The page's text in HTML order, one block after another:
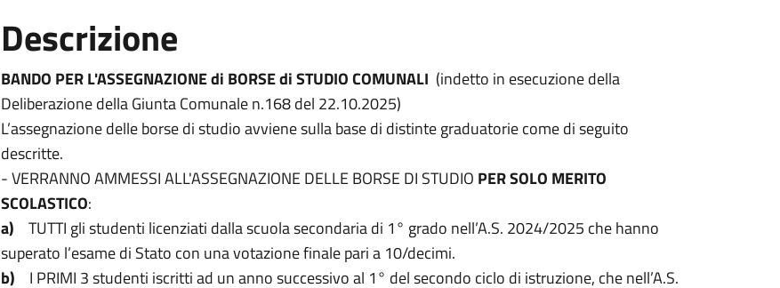
Descrizione
BANDO PER L'ASSEGNAZIONE di BORSE di STUDIO COMUNALI (indetto in esecuzione della
Deliberazione della Giunta Comunale n.168 del 22.10.2025)
L’assegnazione delle borse di studio avviene sulla base di distinte graduatorie come di seguito
descritte.
- VERRANNO AMMESSI ALL'ASSEGNAZIONE DELLE BORSE DI STUDIO PER SOLO MERITO
SCOLASTICO:
a) TUTTI gli studenti licenziati dalla scuola secondaria di 1° grado nell’A.S. 2024/2025 che hanno
superato l’esame di Stato con una votazione finale pari a 10/decimi.
b) I PRIMI 3 studenti iscritti ad un anno successivo al 1° del secondo ciclo di istruzione, che nell’A.S.